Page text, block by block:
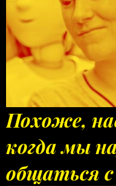
Похоже,
когда мы
общаться